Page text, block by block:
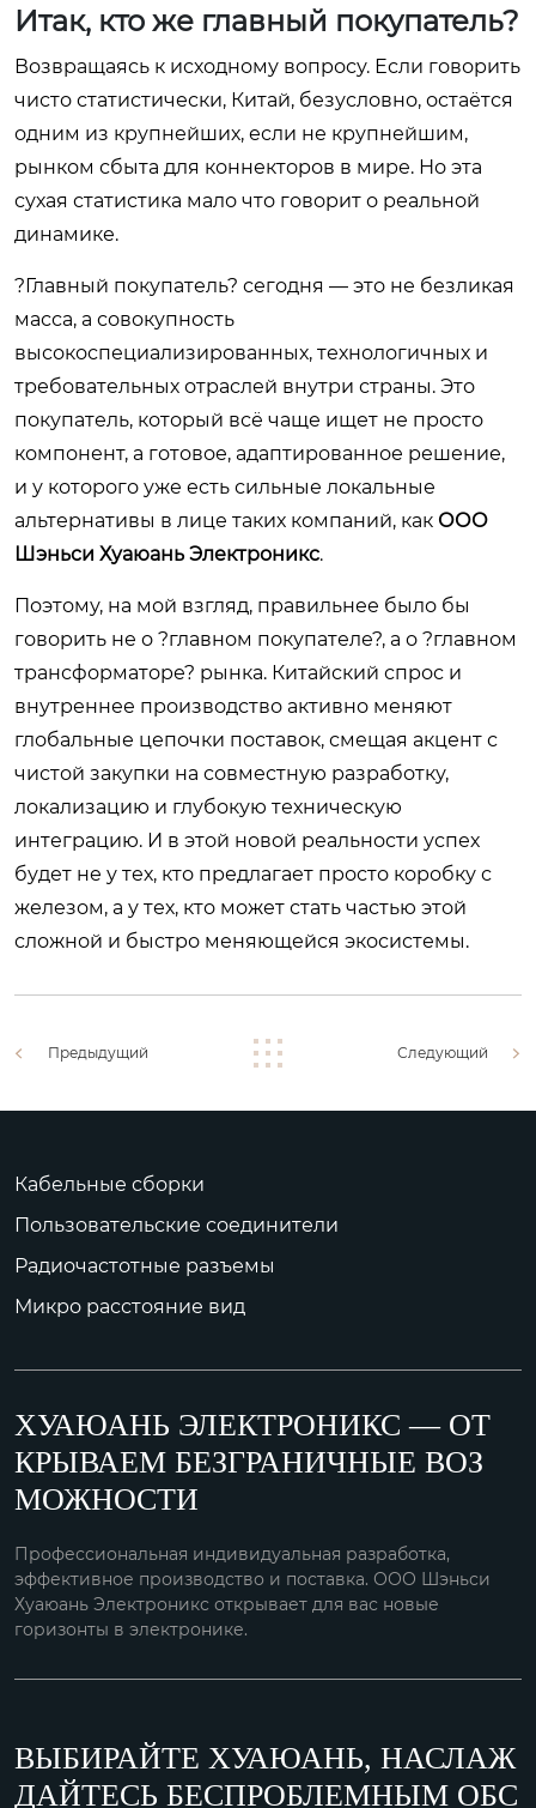
Итак, кто же главный покупатель?
Возвращаясь к исходному вопросу. Если говорить
чисто статистически, Китай, безусловно, остаётся
одним из крупнейших, если не крупнейшим,
рынком сбыта для коннекторов в мире. Но эта
сухая статистика мало что говорит о реальной
динамике.
?Главный покупатель? сегодня — это не безликая
масса, а совокупность
высокоспециализированных, технологичных и
требовательных отраслей внутри страны. Это
покупатель, который всё чаще ищет не просто
компонент, а готовое, адаптированное решение,
и у которого уже есть сильные локальные
альтернативы в лице таких компаний, как ООО
Шэньси Хуаюань Электроникс.
Поэтому, на мой взгляд, правильнее было бы
говорить не о ?главном покупателе?, а о ?главном
трансформаторе? рынка. Китайский спрос и
внутреннее производство активно меняют
глобальные цепочки поставок, смещая акцент с
чистой закупки на совместную разработку,
локализацию и глубокую техническую
интеграцию. И в этой новой реальности успех
будет не у тех, кто предлагает просто коробку с
железом, а у тех, кто может стать частью этой
сложной и быстро меняющейся экосистемы.
Предыдущий Следующий
Кабельные сборки
Пользовательские соединители
Радиочастотные разъемы
Микро расстояние вид
ХУАЮАНЬ ЭЛЕКТРОНИКС — ОТ
КРЫВАЕМ БЕЗГРАНИЧНЫЕ ВОЗ
МОЖНОСТИ
Профессиональная индивидуальная разработка,
эффективное производство и поставка. ООО Шэньси
Хуаюань Электроникс открывает для вас новые
горизонты в электронике.
ВЫБИРАЙТЕ ХУАЮАНЬ, НАСЛАЖ
ДАЙТЕСЬ БЕСПРОБЛЕМНЫМ ОБС